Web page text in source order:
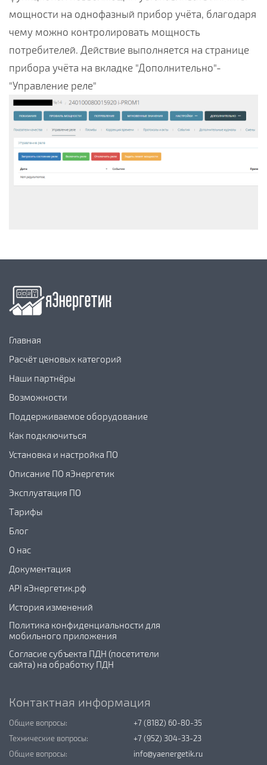
мощности на однофазный прибор учёта, благодаря
чему можно контролировать мощность
потребителей. Действие выполняется на странице
прибора учёта на вкладке "Дополнительно"-
"Управление реле"
Главная
Расчёт ценовых категорий
Наши партнёры
Возможности
Поддерживаемое оборудование
Как подключиться
Установка и настройка ПО
Описание ПО яЭнергетик
Эксплуатация ПО
Тарифы
Блог
О нас
Документация
API яЭнергетик.рф
История изменений
Политика конфиденциальности для
мобильного приложения
Согласие субъекта ПДН (посетители
сайта) на обработку ПДН
Контактная информация
Общие вопросы:
+7 (8182) 60-80-35
Технические вопросы:
+7 (952) 304-33-23
Общие вопросы:
info@yaenergetik.ru